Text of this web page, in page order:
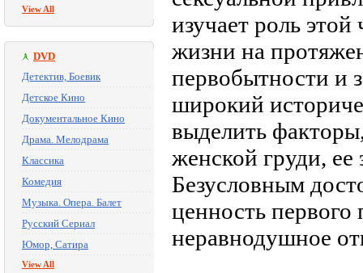
View All
DVD
Детектив, Боевик
Детское Кино
Документальное Кино
Драма. Мелодрама
Классика
Комедия
Музыка. Опера. Балет
Русский Сериал
Юмор, Сатира
View All
изучает роль
жизни на
первобытности и
широкий
выделить
женской груди,
Безусловным
ценность первого
неравнодушное